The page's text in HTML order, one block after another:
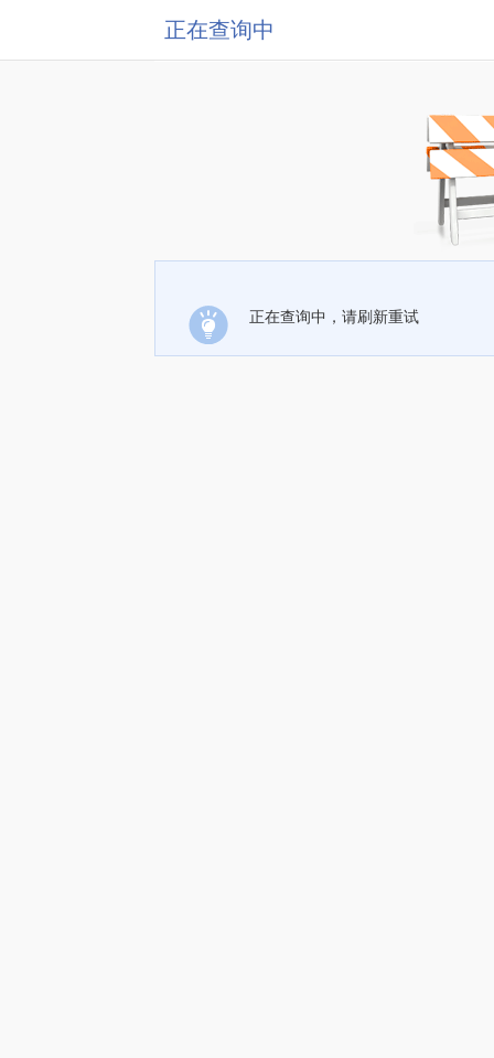
正在查询中
正在查询中，请刷新重试